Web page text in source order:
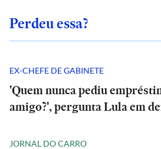
Perdeu essa?
EX-CHEFE DE GABINETE
'Quem nunca pediu
amigo?', pergunta Lula em
JORNAL DO CARRO